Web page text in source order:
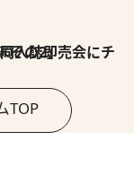
にチャレンジ その2」
TOP